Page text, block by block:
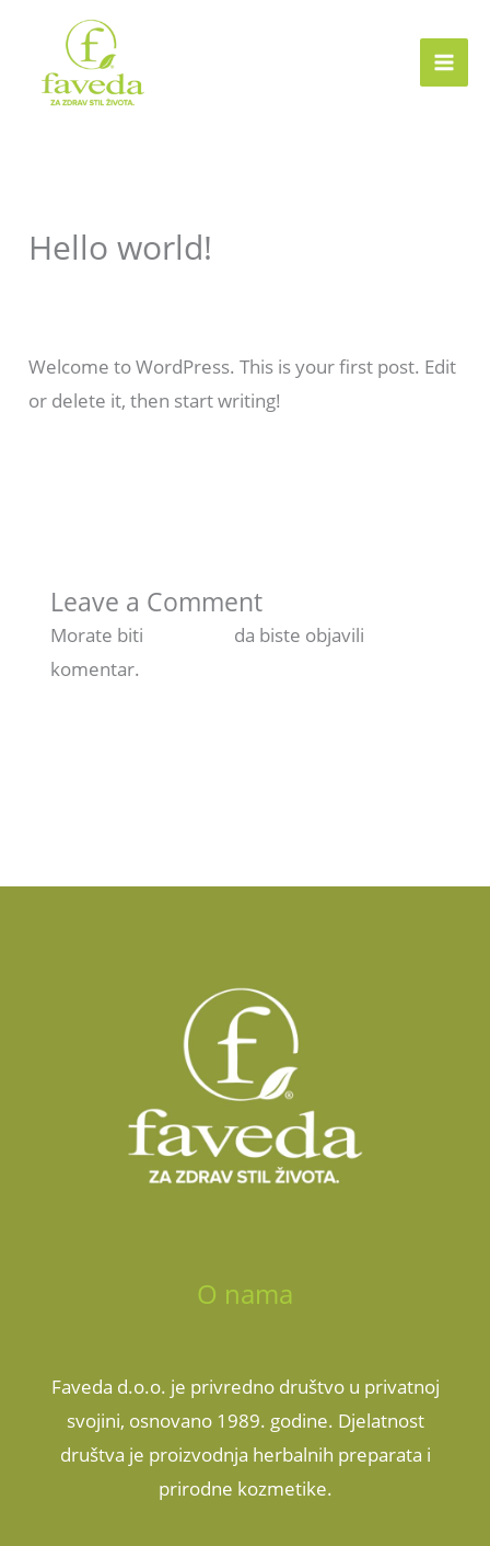
content
Hello world!
Welcome to WordPress. This is your first post. Edit
or delete it, then start writing!
Leave a Comment
Morate biti
da biste objavili
komentar.
O nama
Faveda d.o.o. je privredno društvo u privatnoj
svojini, osnovano 1989. godine. Djelatnost
društva je proizvodnja herbalnih preparata i
prirodne kozmetike.